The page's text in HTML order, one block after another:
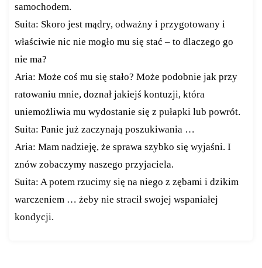
samochodem.
Suita: Skoro jest mądry, odważny i przygotowany i
właściwie nic nie mogło mu się stać – to dlaczego go
nie ma?
Aria: Może coś mu się stało? Może podobnie jak przy
ratowaniu mnie, doznał jakiejś kontuzji, która
uniemożliwia mu wydostanie się z pułapki lub powrót.
Suita: Panie już zaczynają poszukiwania …
Aria: Mam nadzieję, że sprawa szybko się wyjaśni. I
znów zobaczymy naszego przyjaciela.
Suita: A potem rzucimy się na niego z zębami i dzikim
warczeniem … żeby nie stracił swojej wspaniałej
kondycji.